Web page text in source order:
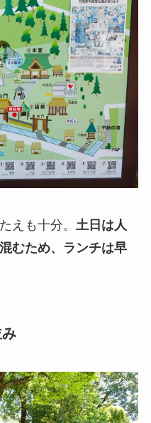
えも十分。 土日は人
むため、ランチは早